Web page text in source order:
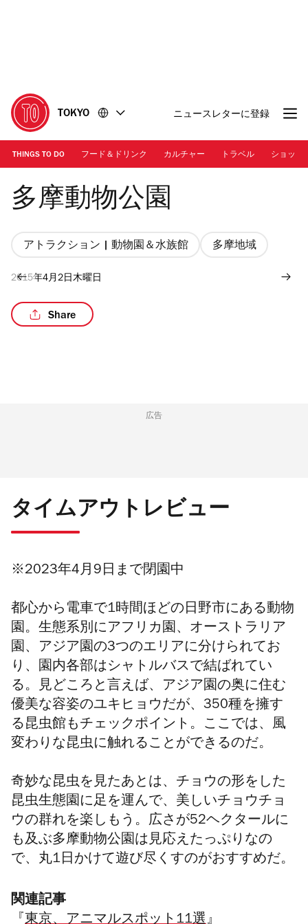
に
移
動
移
動
TOKYO ニュースレターに登録
THINGS TO DO フード＆ドリンク カルチャー トラベル ショッピ
多摩動物公園
多摩動物公園
アトラクション | 動物園＆水族館 多摩地域
2015年4月2日木曜日
Share
広告
タイムアウトレビュー
※2023年4月9日まで閉園中
都心から電車で1時間ほどの日野市にある動物
園。生態系別にアフリカ園、オーストラリア
園、アジア園の3つのエリアに分けられてお
り、園内各部はシャトルバスで結ばれてい
る。見どころと言えば、アジア園の奥に住む
優美な容姿のユキヒョウだが、350種を擁す
る昆虫館もチェックポイント。ここでは、風
変わりな昆虫に触れることができるのだ。
奇妙な昆虫を見たあとは、チョウの形をした
昆虫生態園に足を運んで、美しいチョウチョ
ウの群れを楽しもう。広さが52ヘクタールに
も及ぶ多摩動物公園は見応えたっぷりなの
で、丸1日かけて遊び尽くすのがおすすめだ。
関連記事
『 東京、アニマルスポット11選』